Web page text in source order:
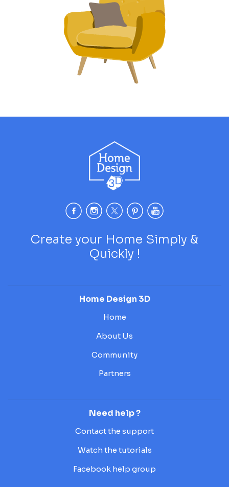
Create your Home Simply &
Quickly !
Home Design 3D
Home
About Us
Community
Partners
Need help ?
Contact the support
Watch the tutorials
Facebook help group